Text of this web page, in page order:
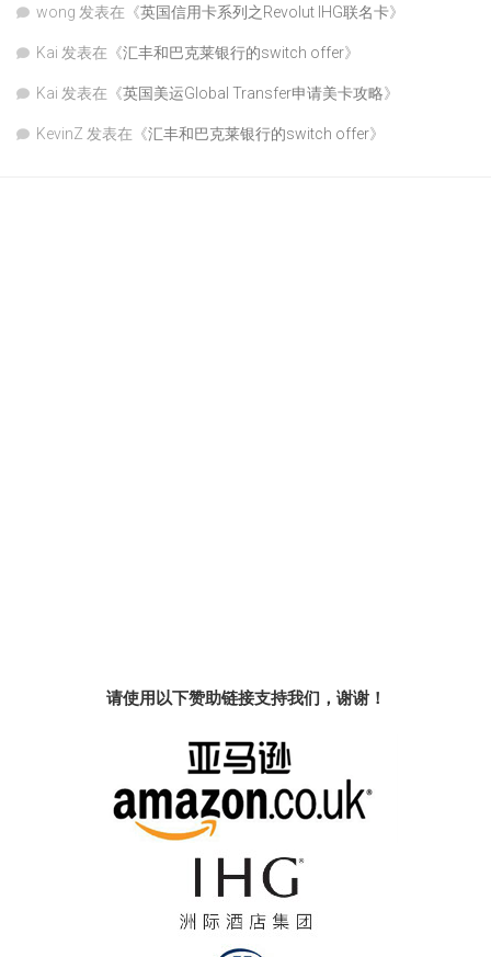
wong 发表在《英国信用卡系列之Revolut IHG联名卡》
Kai 发表在《汇丰和巴克莱银行的switch offer》
Kai 发表在《英国美运Global Transfer申请美卡攻略》
KevinZ 发表在《汇丰和巴克莱银行的switch offer》
请使用以下赞助链接支持我们，谢谢！